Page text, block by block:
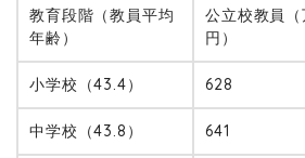
教育段階（教員平均
年齢）
公立校教員（
円）
小学校（43.4） 628
中学校（43.8） 641